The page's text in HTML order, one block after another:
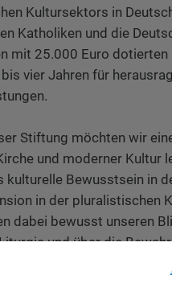
Kultursektors in
Katholiken und die
mit 25.000 Euro dotierten
vier Jahren für
Stiftung möchten wir
und moderner Kultur
Bewusstsein in
in der pluralistischen
dabei bewusst unseren
und über die
Kultur dürfen von der
bezogenen Funktion